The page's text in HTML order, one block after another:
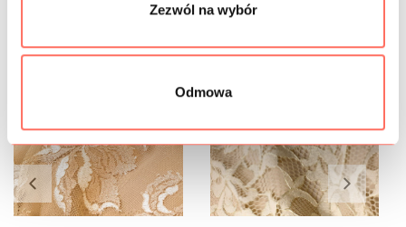
Zezwól na wybór
Odmowa